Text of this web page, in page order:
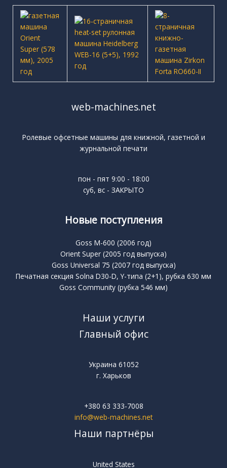
web-machines.net
Ролевые офсетные машины для книжной, газетной и
журнальной печати
пон - пят 9:00 - 18:00
суб, вс - ЗАКРЫТО
Новые поступления
Goss M-600 (2006 год)
Orient Super (2005 год выпуска)
Goss Universal 75 (2007 год выпуска)
Печатная секция Solna D30-D, Y-типа (2+1), рубка 630 мм
Goss Community (рубка 546 мм)
Наши услуги
Главный офис
Украина 61052
г. Харьков
+380 63 333-7008
info@web-machines.net
Наши партнёры
United States